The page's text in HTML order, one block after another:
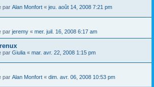
par Alan Monfort « jeu. août 14, 2008 7:21 pm
par jeremy « mer. juil. 16, 2008 6:17 am
par Giulia « mar. avr. 22, 2008 1:15 pm
par Alan Monfort « dim. avr. 06, 2008 10:53 pm